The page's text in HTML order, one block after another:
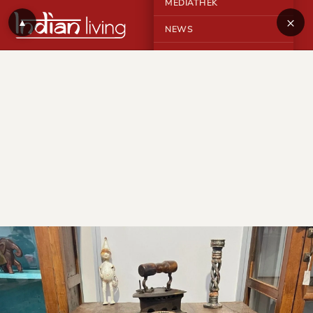
MEDIATHEK
NEWS ×
▲